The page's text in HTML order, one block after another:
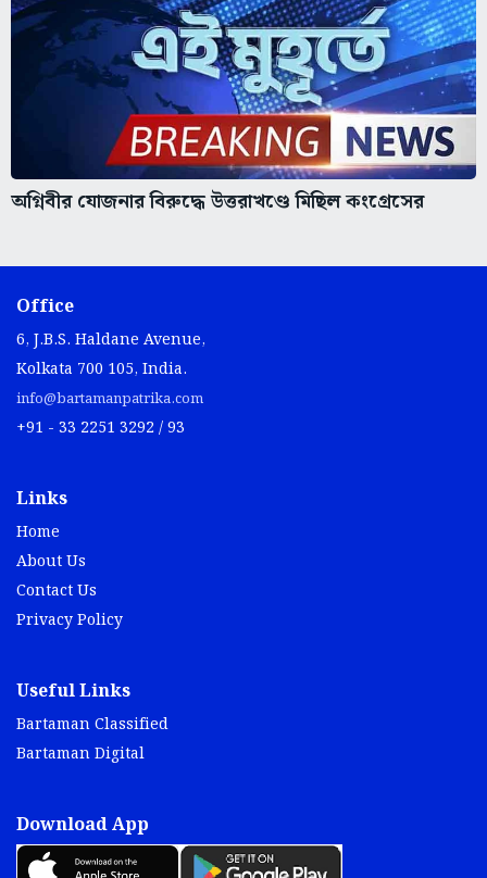
অগ্নিবীর যোজনার বিরুদ্ধে উত্তরাখণ্ডে মিছিল কংগ্রেসের
Office
6, J.B.S. Haldane Avenue,
Kolkata 700 105, India.
info@bartamanpatrika.com
+91 - 33 2251 3292 / 93
Links
Home
About Us
Contact Us
Privacy Policy
Useful Links
Bartaman Classified
Bartaman Digital
Download App